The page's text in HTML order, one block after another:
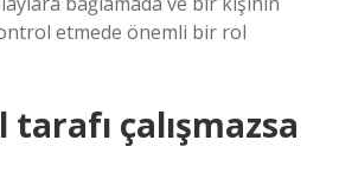
etmede önemli bir rol
tarafı çalışmazsa